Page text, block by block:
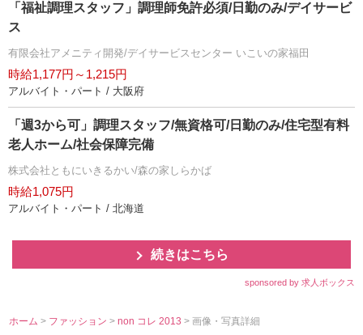
「福祉調理スタッフ」調理師免許必須/日勤のみ/デイサービ
ス
有限会社アメニティ開発/デイサービスセンター いこいの家福田
時給1,177円～1,215円
アルバイト・パート / 大阪府
「週3から可」調理スタッフ/無資格可/日勤のみ/住宅型有料
老人ホーム/社会保障完備
株式会社ともにいきるかい/森の家しらかば
時給1,075円
アルバイト・パート / 北海道
続きはこちら
sponsored by 求人ボックス
ホーム > ファッション>non コレ 2013> 画像・写真詳細